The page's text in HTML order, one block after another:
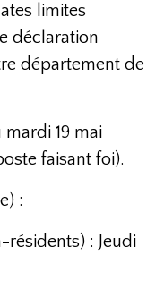
limites
déclaration
département de
mardi 19 mai
faisant foi).
:
résidents) : Jeudi